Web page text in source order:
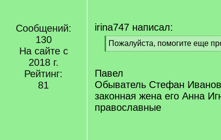
Сообщений:
130
На сайте с
2018 г.
Рейтинг:
81
irina747 написал:
[
q
Пожалуйста, помогите еще
[
q
]
Павел
Обыватель Стефан
законная жена его Анна
православные